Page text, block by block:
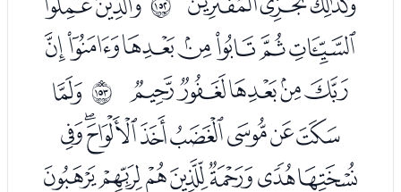
ﮜﮝﮞﮟﮠﮡﮢ
ﮣﮤﮥﮦﮧ ﲘ ﮩ
ﮪﮫﮬﮭﮮﮯﮰﮱ
ﯓﯔﯕﯖﯗﯘﯙ